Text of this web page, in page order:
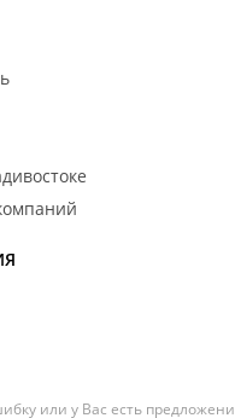
или у Вас есть